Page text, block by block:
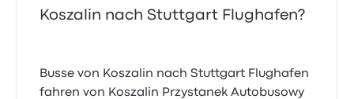
Koszalin nach Stuttgart Flughafen?
Busse von Koszalin nach Stuttgart Flughafen
fahren von Koszalin Przystanek Autobusowy